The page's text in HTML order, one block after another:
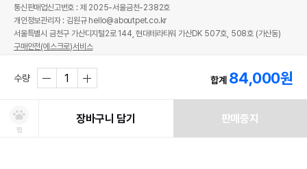
수량 합계 84,000원
찜
장바구니 담기 판매중지
통신판매업신고번호 : 제 2025-서울금천-2382호
개인정보관리자 : 김원규 hello@aboutpet.co.kr
서울특별시 금천구 가산디지털2로 144, 현대테라타워 가산DK 507호, 508호 (가산동)
구매안전(에스크로)서비스